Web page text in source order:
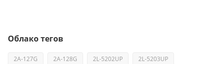
Облако тегов
2A-127G 2A-128G 2L-5202UP
2L-5203UP